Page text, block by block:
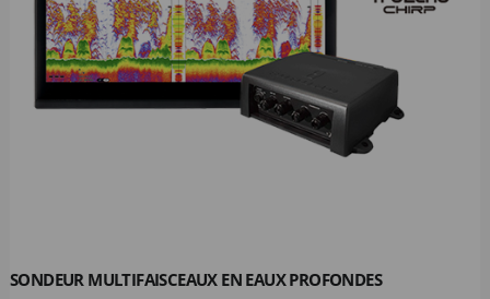
SONDEUR MULTIFAISCEAUX EN EAUX PROFONDES